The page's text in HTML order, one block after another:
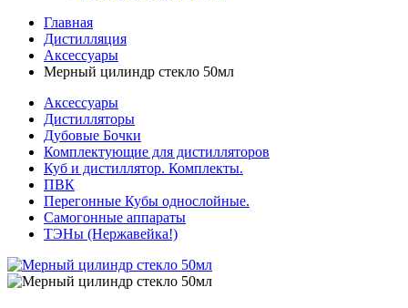
Главная
Дистилляция
Аксессуары
Мерный цилиндр стекло 50мл
Аксессуары
Дистилляторы
Дубовые Бочки
Комплектующие для дистилляторов
Куб и дистиллятор. Комплекты.
ПВК
Перегонные Кубы однослойные.
Самогонные аппараты
ТЭНы (Нержавейка!)